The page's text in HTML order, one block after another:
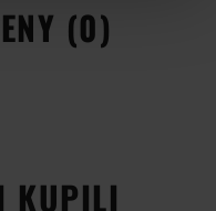
(0)
KUPILI